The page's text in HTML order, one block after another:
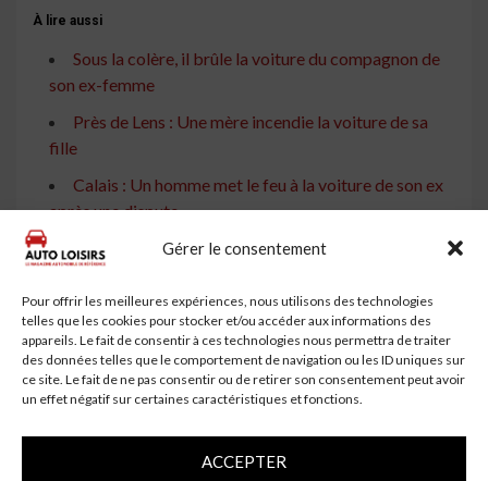
Gérer le consentement
Pour offrir les meilleures expériences, nous utilisons des technologies
telles que les cookies pour stocker et/ou accéder aux informations des
appareils. Le fait de consentir à ces technologies nous permettra de traiter
des données telles que le comportement de navigation ou les ID uniques sur
ce site. Le fait de ne pas consentir ou de retirer son consentement peut avoir
un effet négatif sur certaines caractéristiques et fonctions.
ACCEPTER
À lire aussi
Sous la colère, il brûle la voiture du compagnon de
son ex-femme
Près de Lens : Une mère incendie la voiture de sa
fille
Calais : Un homme met le feu à la voiture de son ex
après une dispute
Un jeune homme de 20 ans brûle la voiture de sa
grand-mère en Dordogne
Un homme soupçonné d'avoir brisé les vitres d'une
voiture et un témoin menaçant arrêté par la police de
Victoria
Il brise la vitre d'une voiture et refuse de souffler
Près de Vendôme : Un homme ivre casse et brûle la